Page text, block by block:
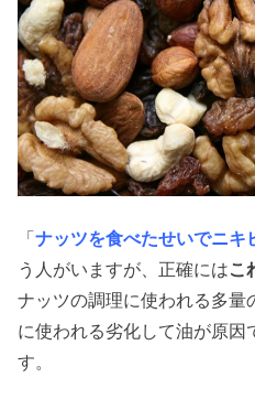
「ナッツを食べたせいでニキ
う人がいますが、正確にはこ
ナッツの調理に使われる多量
に使われる劣化して油が原因
す。